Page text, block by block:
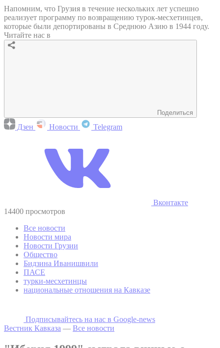
Напомним, что Грузия в течение нескольких лет успешно
реализует программу по возвращению турок-месхетинцев,
которые были депортированы в Среднюю Азию в 1944 году.
Читайте нас в
Поделиться
Дзен Новости Telegram
Вконтакте
14400 просмотров
Все новости
Новости мира
Новости Грузии
Общество
Бидзина Иванишвили
ПАСЕ
турки-месхетинцы
национальные отношения на Кавказе
Подписывайтесь на наc в Google-news
Вестник Кавказа — Все новости